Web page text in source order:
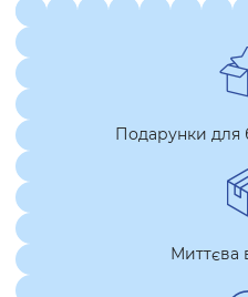
Подарунки для
Миттєва